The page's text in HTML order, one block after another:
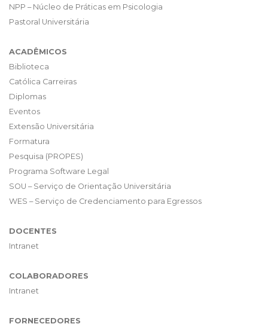
NPP – Núcleo de Práticas em Psicologia
Pastoral Universitária
ACADÊMICOS
Biblioteca
Católica Carreiras
Diplomas
Eventos
Extensão Universitária
Formatura
Pesquisa (PROPES)
Programa Software Legal
SOU – Serviço de Orientação Universitária
WES – Serviço de Credenciamento para Egressos
DOCENTES
Intranet
COLABORADORES
Intranet
FORNECEDORES